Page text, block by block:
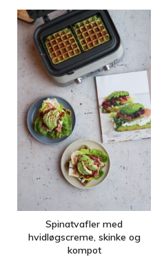
Spinatvafler med
hvidløgscreme, skinke og
kompot